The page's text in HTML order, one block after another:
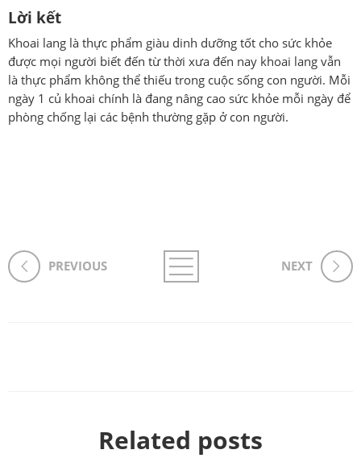
Lời kết
Khoai lang là thực phẩm giàu dinh dưỡng tốt cho sức khỏe
được mọi người biết đến từ thời xưa đến nay khoai lang vẫn
là thực phẩm không thể thiếu trong cuộc sống con người. Mỗi
ngày 1 củ khoai chính là đang nâng cao sức khỏe mỗi ngày để
phòng chống lại các bệnh thường gặp ở con người.
PREVIOUS NEXT
Related posts